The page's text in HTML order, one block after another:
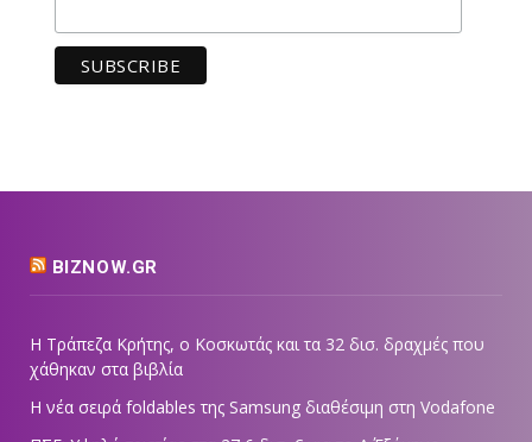
BIZNOW.GR
Η Τράπεζα Κρήτης, ο Κοσκωτάς και τα 32 δισ. δραχμές που
χάθηκαν στα βιβλία
Η νέα σειρά foldables της Samsung διαθέσιμη στη Vodafone